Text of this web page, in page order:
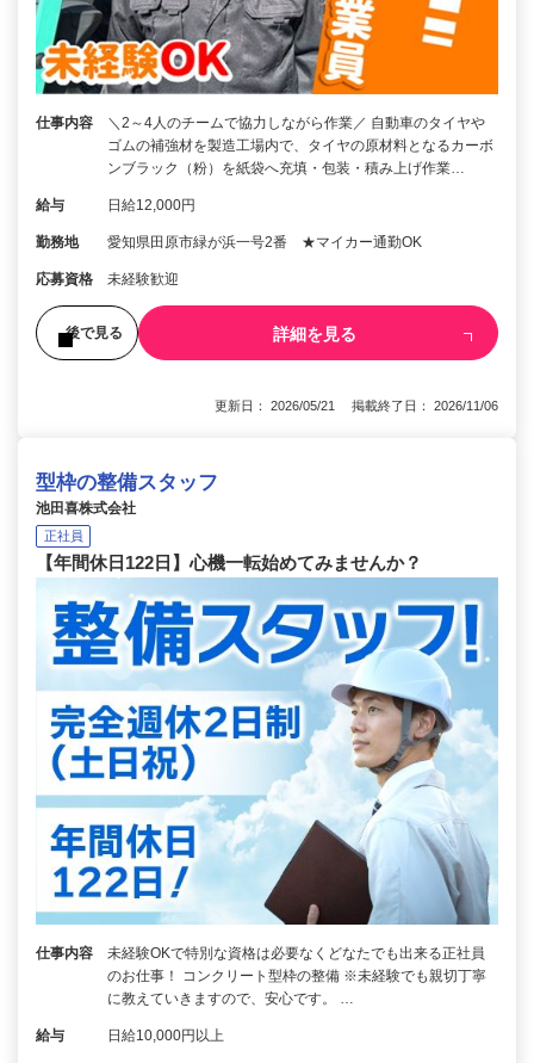
仕事内容
＼2～4人のチームで協力しながら作業／ 自動車のタイヤや
ゴムの補強材を製造工場内で、タイヤの原材料となるカーボ
ンブラック（粉）を紙袋へ充填・包装・積み上げ作業…
給与 日給12,000円
勤務地 愛知県田原市緑が浜一号2番 ★マイカー通勤OK
応募資格 未経験歓迎
後で見る 詳細を見る
更新日： 2026/05/21 掲載終了日： 2026/11/06
型枠の整備スタッフ
池田喜株式会社
正社員
【年間休日122日】心機一転始めてみませんか？
仕事内容
未経験OKで特別な資格は必要なくどなたでも出来る正社員
のお仕事！ コンクリート型枠の整備 ※未経験でも親切丁寧
に教えていきますので、安心です。 …
給与 日給10,000円以上